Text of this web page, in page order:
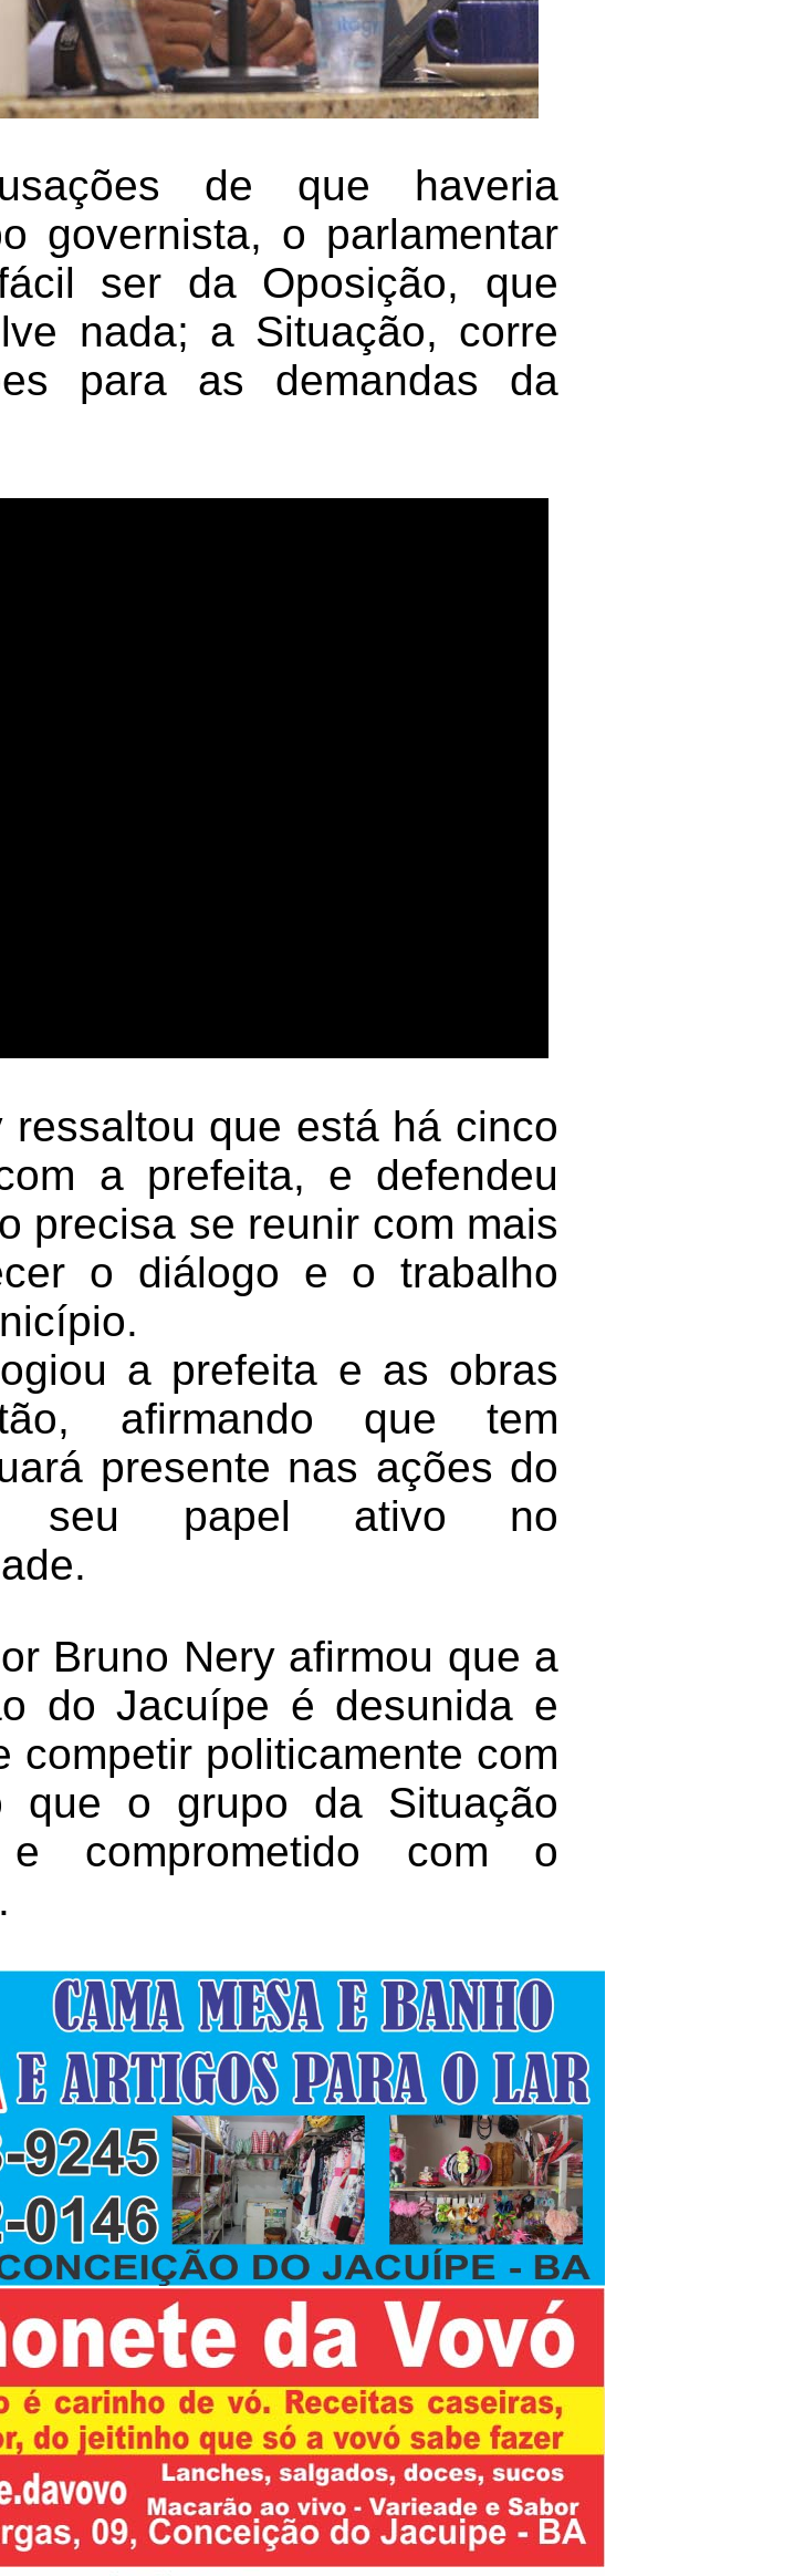
de que haveria
governista, o parlamentar
ser da Oposição, que
nada; a Situação, corre
para as demandas da
que está há cinco
a prefeita, e defendeu
precisa se reunir com mais
o diálogo e o trabalho
a prefeita e as obras
afirmando que tem
presente nas ações do
seu papel ativo no
Bruno Nery afirmou que a
do Jacuípe é desunida e
competir politicamente com
que o grupo da Situação
comprometido com o